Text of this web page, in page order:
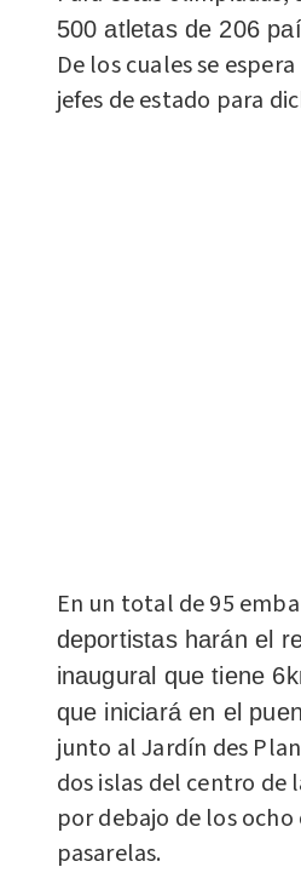
500 atletas de 206
De los cuales se
jefes de estado para
En un total de 95
deportistas harán el
inaugural que tiene
que iniciará en el
junto al Jardín des
dos islas del centro de
por debajo de los
pasarelas.